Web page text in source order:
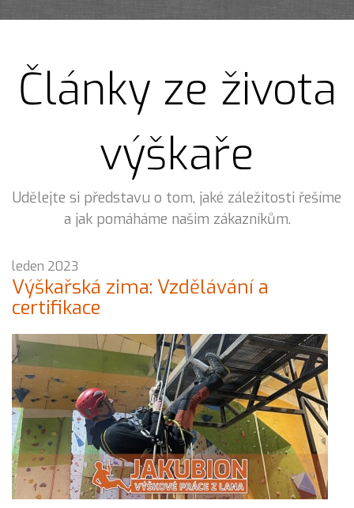
Články ze života
výškaře
Udělejte si představu o tom, jaké záležitosti řešíme
a jak pomáháme našim zákazníkům.
leden 2023
Výškařská zima: Vzdělávání a
certifikace